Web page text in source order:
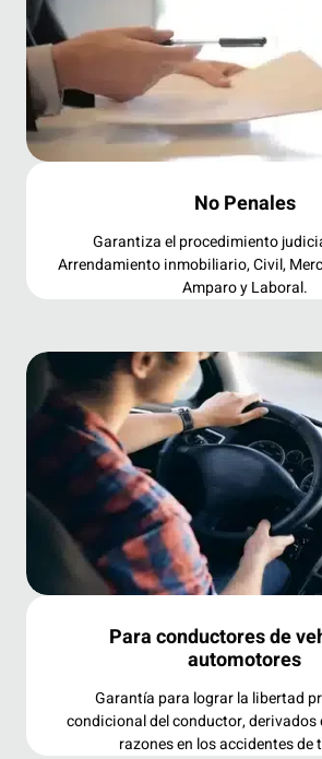
No Penales
Garantiza el procedimiento
Arrendamiento inmobiliario, Civil,
Amparo y Laboral.
Para conductores de
automotores
Garantía para lograr la libertad
condicional del conductor, derivados
razones en los accidentes de